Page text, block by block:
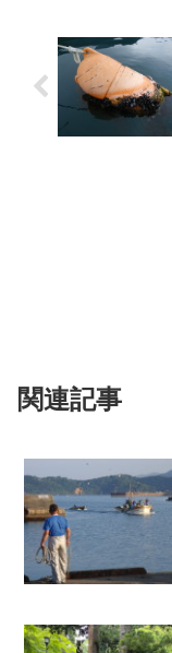
関連記事